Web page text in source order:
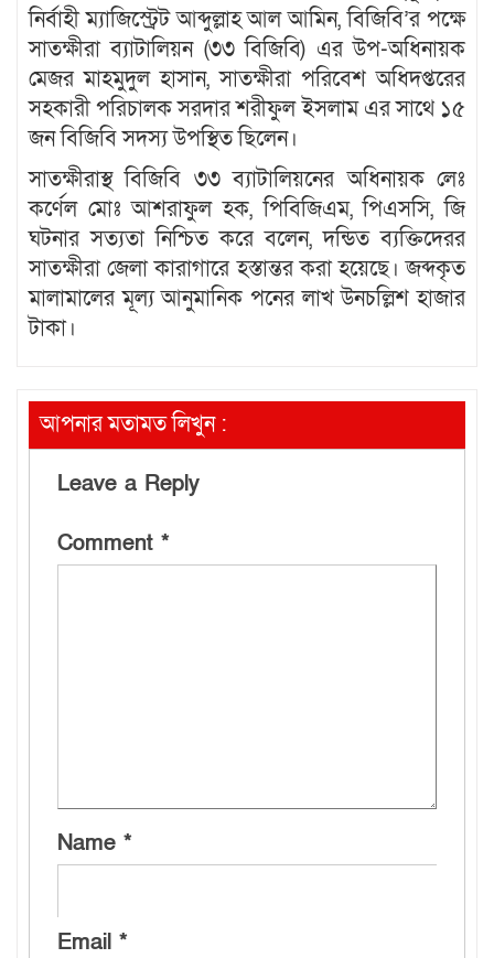
নির্বাহী ম্যাজিস্ট্রেট আব্দুল্লাহ আল আমিন, বিজিবি’র পক্ষে
সাতক্ষীরা ব্যাটালিয়ন (৩৩ বিজিবি) এর উপ-অধিনায়ক
মেজর মাহমুদুল হাসান, সাতক্ষীরা পরিবেশ অধিদপ্তরের
সহকারী পরিচালক সরদার শরীফুল ইসলাম এর সাথে ১৫
জন বিজিবি সদস্য উপস্থিত ছিলেন।
সাতক্ষীরাস্থ বিজিবি ৩৩ ব্যাটালিয়নের অধিনায়ক লেঃ
কর্ণেল মোঃ আশরাফুল হক, পিবিজিএম, পিএসসি, জি
ঘটনার সত্যতা নিশ্চিত করে বলেন, দন্ডিত ব্যক্তিদেরর
সাতক্ষীরা জেলা কারাগারে হস্তান্তর করা হয়েছে। জব্দকৃত
মালামালের মূল্য আনুমানিক পনের লাখ উনচল্লিশ হাজার
টাকা।
আপনার মতামত লিখুন :
Leave a Reply
Comment *
Name *
Email *